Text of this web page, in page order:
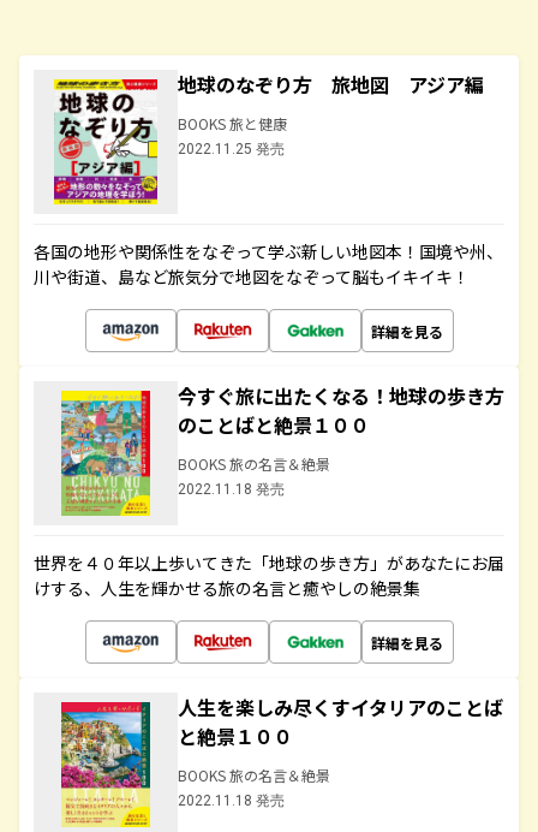
地球のなぞり方 旅地図 アジア編
BOOKS 旅と健康
2022.11.25 発売
各国の地形や関係性をなぞって学ぶ新しい地図本！国境や州、
川や街道、島など旅気分で地図をなぞって脳もイキイキ！
詳細を見る
今すぐ旅に出たくなる！地球の歩き方
のことばと絶景１００
BOOKS 旅の名言＆絶景
2022.11.18 発売
世界を４０年以上歩いてきた「地球の歩き方」があなたにお届
けする、人生を輝かせる旅の名言と癒やしの絶景集
詳細を見る
人生を楽しみ尽くすイタリアのことば
と絶景１００
BOOKS 旅の名言＆絶景
2022.11.18 発売